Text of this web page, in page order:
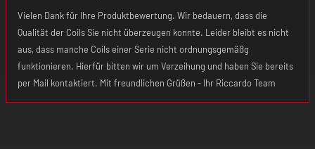
Vielen Dank für Ihre Produktbewertung. Wir bedauern, dass die
Qualität der Coils Sie nicht überzeugen konnte. Leider bleibt es nicht
aus, dass manche Coils einer Serie nicht ordnungsgemäßg
funktionieren. Hierfür bitten wir um Verzeihung und haben Sie bereits
per Mail kontaktiert. Mit freundlichen Grüßen - Ihr Riccardo Team